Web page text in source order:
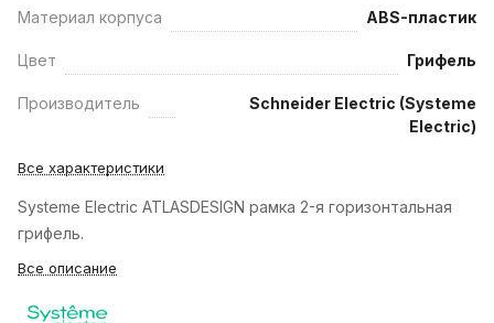
Материал корпуса ABS-пластик
Цвет Грифель
Производитель
Schneider Electric (Systeme
Electric)
Все характеристики
Systeme Electric ATLASDESIGN рамка 2-я горизонтальная
грифель.
Все описание